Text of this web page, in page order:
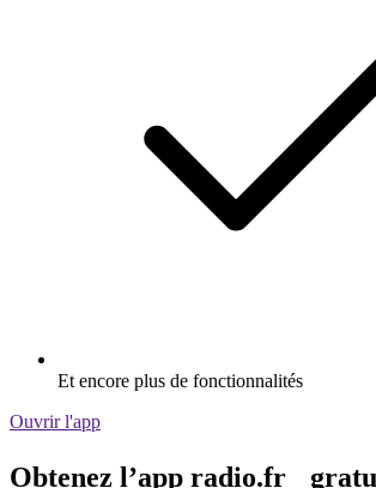
Et encore plus de fonctionnalités
Ouvrir l'app
Obtenez l’app radio.fr